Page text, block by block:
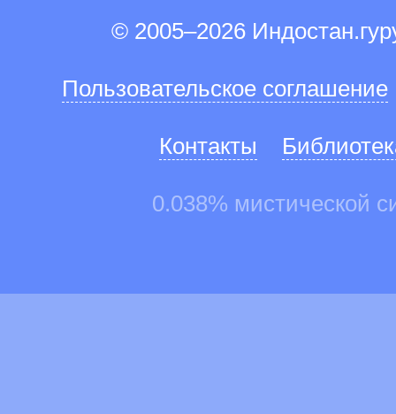
© 2005–2026
Пользовательское соглашение
Контакты
0.038% мистической